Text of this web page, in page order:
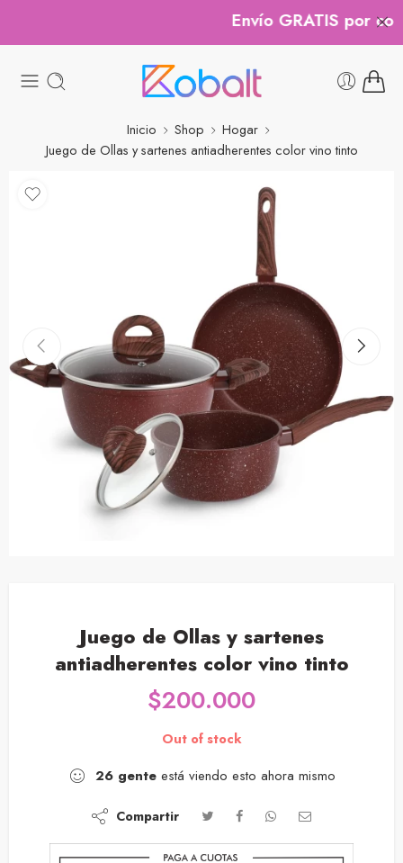
Envío GRATIS por
Inicio Shop
Hogar
Juego de Ollas y sartenes antiadherentes color vino tinto
Juego de Ollas y sartenes
antiadherentes color vino tinto
$200.000
Out of stock
26 genteestá viendo esto ahora mismo
Compartir